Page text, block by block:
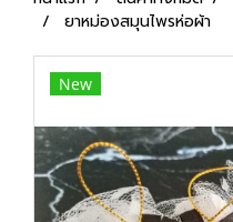
ยาหม่องสมุนไพรห่อผ้า
New